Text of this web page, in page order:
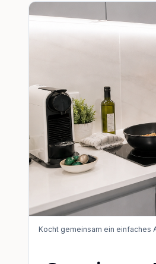
Kocht gemeinsam ein einfaches